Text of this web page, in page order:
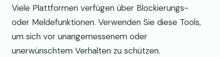
Viele Plattformen verfügen über Blockierungs-
oder Meldefunktionen. Verwenden Sie diese Tools,
um sich vor unangemessenem oder
unerwünschtem Verhalten zu schützen.